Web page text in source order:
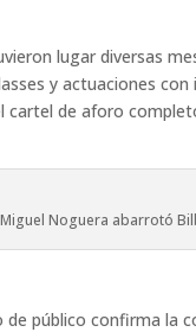
lugar diversas
y actuaciones
cartel de aforo
Miguel Noguera abarrotó
de público confirma la